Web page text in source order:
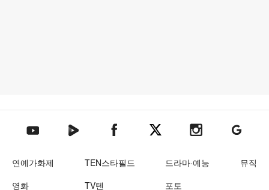
텐아시아 유튜브텐아시아 네이버TV텐아시아 페이스북텐아시아 엑스텐아시아 인스타그램
텐아시아
연예가화제 TEN스타필드 드라마·예능
뮤직
영화
TV텐 포토